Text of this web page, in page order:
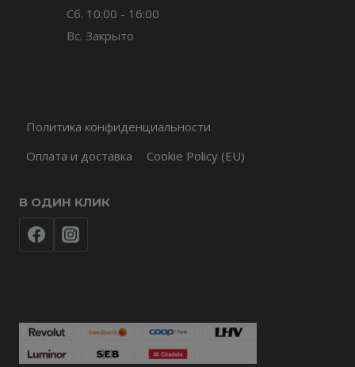
Сб. 10:00 - 16:00
Вс. Закрыто
Политика конфиденциальности
Оплата и доставка
Cookie Policy (EU)
В ОДИН КЛИК